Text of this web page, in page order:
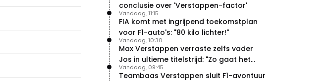
conclusie over 'Verstappen-factor'
FIA komt met ingrijpend toekomstplan
voor F1-auto's: "80 kilo lichter!"
Vandaag, 11:15
Max Verstappen verraste zelfs vader
Jos in ultieme titelstrijd: "Zo gaat het
altijd!"
Vandaag, 10:30
Teambaas Verstappen sluit F1-avontuur
Vandaag, 09:45